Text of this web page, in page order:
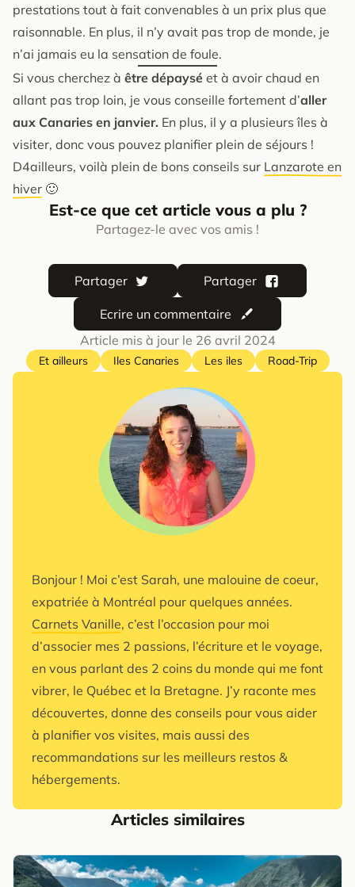
prestations tout à fait convenables à un prix plus que
raisonnable. En plus, il n’y avait pas trop de monde, je
n’ai jamais eu la sensation de foule.
Si vous cherchez à être dépaysé et à avoir chaud en
allant pas trop loin, je vous conseille fortement d’aller
aux Canaries en janvier. En plus, il y a plusieurs îles à
visiter, donc vous pouvez planifier plein de séjours !
D4ailleurs, voilà plein de bons conseils sur Lanzarote en
hiver 🙂
Est-ce que cet article vous a plu ?
Partagez-le avec vos amis !
Partager Partager
Ecrire un commentaire
Article mis à jour le 26 avril 2024
Et ailleurs Iles Canaries Les iles Road-Trip
Bonjour ! Moi c’est Sarah, une malouine de coeur,
expatriée à Montréal pour quelques années.
Carnets Vanille, c’est l’occasion pour moi
d’associer mes 2 passions, l’écriture et le voyage,
en vous parlant des 2 coins du monde qui me font
vibrer, le Québec et la Bretagne. J’y raconte mes
découvertes, donne des conseils pour vous aider
à planifier vos visites, mais aussi des
recommandations sur les meilleurs restos &
hébergements.
Articles similaires